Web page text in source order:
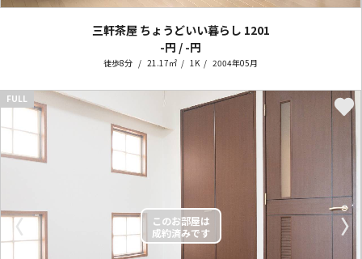
三軒茶屋 ちょうどいい暮らし 1201
-円 / -円
徒歩8分 21.17㎡ 1K 2004年05月
〈 〉
FULL